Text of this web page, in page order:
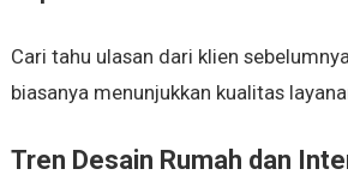
Cari tahu ulasan dari klien
biasanya menunjukkan kualitas
Tren Desain Rumah dan